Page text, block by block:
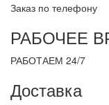
Заказ по телефону
РАБОЧЕЕ
РАБОТАЕМ 24/7
Доставка